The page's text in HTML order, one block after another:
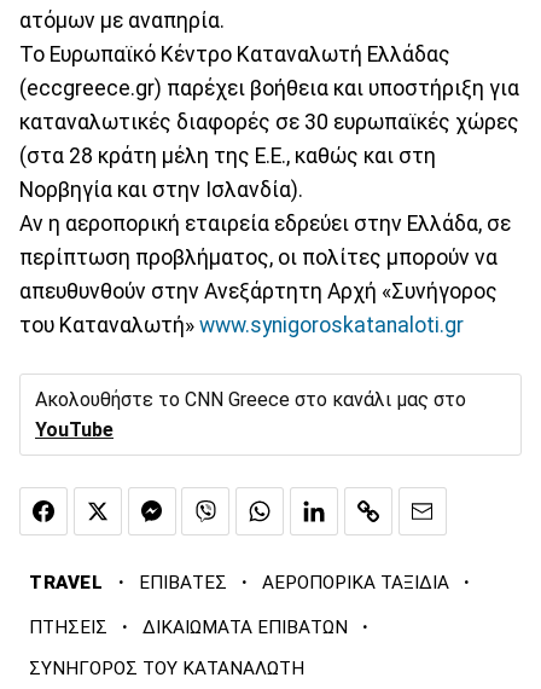
ατόμων με αναπηρία.
Το Ευρωπαϊκό Κέντρο Καταναλωτή Ελλάδας
(eccgreece.gr) παρέχει βοήθεια και υποστήριξη για
καταναλωτικές διαφορές σε 30 ευρωπαϊκές χώρες
(στα 28 κράτη μέλη της Ε.Ε., καθώς και στη
Νορβηγία και στην Ισλανδία).
Αν η αεροπορική εταιρεία εδρεύει στην Ελλάδα, σε
περίπτωση προβλήματος, οι πολίτες μπορούν να
απευθυνθούν στην Ανεξάρτητη Αρχή «Συνήγορος
του Καταναλωτή» www.synigoroskatanaloti.gr
Ακολουθήστε το CNN Greece στο κανάλι μας στο
YouTube
TRAVEL · ΕΠΙΒΑΤΕΣ · ΑΕΡΟΠΟΡΙΚΑ ΤΑΞΙΔΙΑ ·
ΠΤΗΣΕΙΣ · ΔΙΚΑΙΩΜΑΤΑ ΕΠΙΒΑΤΩΝ ·
ΣΥΝΗΓΟΡΟΣ ΤΟΥ ΚΑΤΑΝΑΛΩΤΗ